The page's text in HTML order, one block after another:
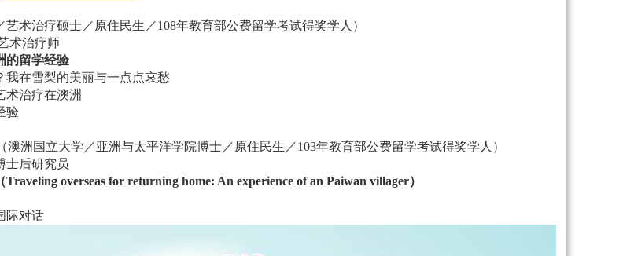
艺术治疗硕士／原住民生／108年教育部公费留学考试得奖学人）
术治疗师
的留学经验
我在雪梨的美丽与一点点哀愁
术治疗在澳洲
验
（澳洲国立大学／亚洲与太平洋学院博士／原住民生／103年教育部公费留学考试得奖学人）
士后研究员
overseas for returning home: An experience of an Paiwan villager）
际对话